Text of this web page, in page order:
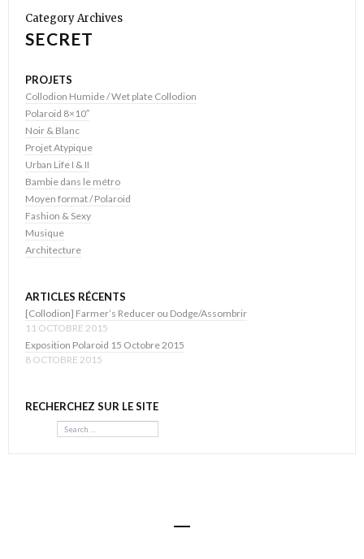
Category Archives
SECRET
PROJETS
Collodion Humide / Wet plate Collodion
Polaroid 8×10″
Noir & Blanc
Projet Atypique
Urban Life I & II
Bambie dans le métro
Moyen format / Polaroid
Fashion & Sexy
Musique
Architecture
ARTICLES RÉCENTS
[Collodion] Farmer’s Reducer ou Dodge/Assombrir
11 OCTOBRE 2015
Exposition Polaroid 15 Octobre 2015
8 OCTOBRE 2015
RECHERCHEZ SUR LE SITE
Search